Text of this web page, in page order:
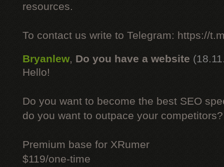
resources.
To contact us write to Telegram: https://
Bryanlew, Do you have a website
Hello!
Do you want to become the best SEO
do you want to outpace your competitors?
Premium base for XRumer
$119/one-time